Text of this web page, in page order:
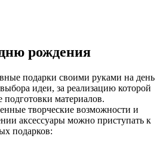
рождения
подарки своими руками на день
идеи, за реализацию которой
материалов.
творческие возможности и
аксессуары можно приступать к
подарков: